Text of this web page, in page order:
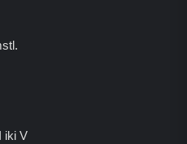
iki V